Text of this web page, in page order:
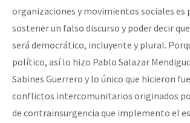
organizaciones y movimientos sociales es
sostener un falso discurso y poder decir
será democrático, incluyente y plural.
político, así lo hizo Pablo Salazar
Sabines Guerrero y lo único que hicieron
conflictos intercomunitarios originados
de contrainsurgencia que implemento el